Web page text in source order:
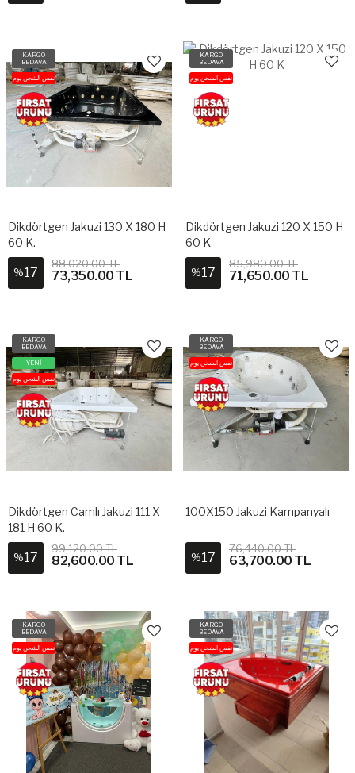
KARGO
BEDAVA
نفس الشحن يوم
Dikdörtgen Jakuzi 130 X 180 H
60 K.
%17
88,020.00 TL
73,350.00 TL
KARGO
BEDAVA
نفس الشحن يوم
Dikdörtgen Jakuzi 120 X 150 H
60 K
%17
85,980.00 TL
71,650.00 TL
KARGO
BEDAVA
YENİ
نفس الشحن يوم
Dikdörtgen Camlı Jakuzi 111 X
181 H 60 K.
%17
99,120.00 TL
82,600.00 TL
KARGO
BEDAVA
نفس الشحن يوم
100X150 Jakuzi Kampanyalı
%17
76,440.00 TL
63,700.00 TL
KARGO
BEDAVA
نفس الشحن يوم
KARGO
BEDAVA
نفس الشحن يوم